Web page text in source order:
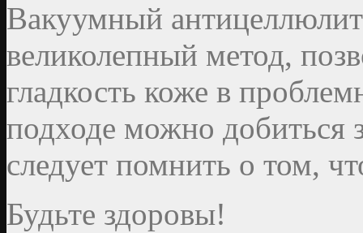
Вакуумный
великолепный метод,
гладкость коже в
подходе можно добиться
следует помнить о том,
Будьте здоровы!